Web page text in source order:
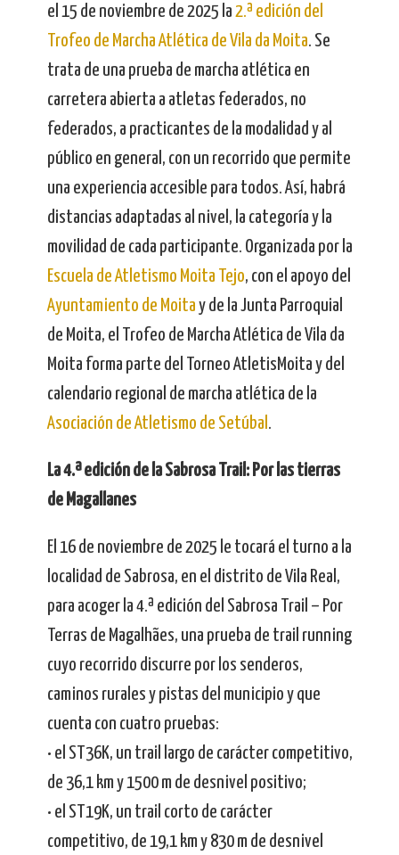
el 15 de noviembre de 2025 la 2.ª edición del
Trofeo de Marcha Atlética de Vila da Moita. Se
trata de una prueba de marcha atlética en
carretera abierta a atletas federados, no
federados, a practicantes de la modalidad y al
público en general, con un recorrido que permite
una experiencia accesible para todos. Así, habrá
distancias adaptadas al nivel, la categoría y la
movilidad de cada participante. Organizada por la
Escuela de Atletismo Moita Tejo, con el apoyo del
Ayuntamiento de Moita y de la Junta Parroquial
de Moita, el Trofeo de Marcha Atlética de Vila da
Moita forma parte del Torneo AtletisMoita y del
calendario regional de marcha atlética de la
Asociación de Atletismo de Setúbal .
La 4.ª edición de la Sabrosa Trail: Por las tierras
de Magallanes
El 16 de noviembre de 2025 le tocará el turno a la
localidad de Sabrosa, en el distrito de Vila Real,
para acoger la 4.ª edición del Sabrosa Trail – Por
Terras de Magalhães, una prueba de trail running
cuyo recorrido discurre por los senderos,
caminos rurales y pistas del municipio y que
cuenta con cuatro pruebas:
• el ST36K, un trail largo de carácter competitivo,
de 36,1 km y 1500 m de desnivel positivo;
• el ST19K, un trail corto de carácter
competitivo, de 19,1 km y 830 m de desnivel